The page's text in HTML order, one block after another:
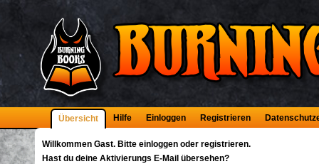
Übersicht Hilfe Einloggen Registrieren
Willkommen Gast. Bitte einloggen oder registrieren.
Hast du deine Aktivierungs E-Mail übersehen?